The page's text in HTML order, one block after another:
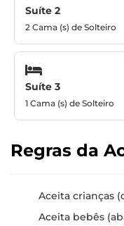
Suíte 2
2 Cama (s) de Solteiro
Suíte 3
1 Cama (s) de Solteiro
Regras da
Aceita crianças
Aceita bebês